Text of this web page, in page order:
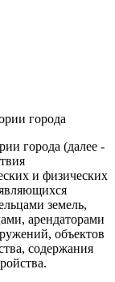
города
города (далее -
и физических
земель,
арендаторами
объектов
содержания